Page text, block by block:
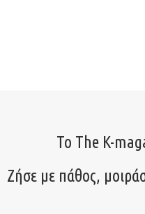
Το The K-
Ζήσε με πάθος,